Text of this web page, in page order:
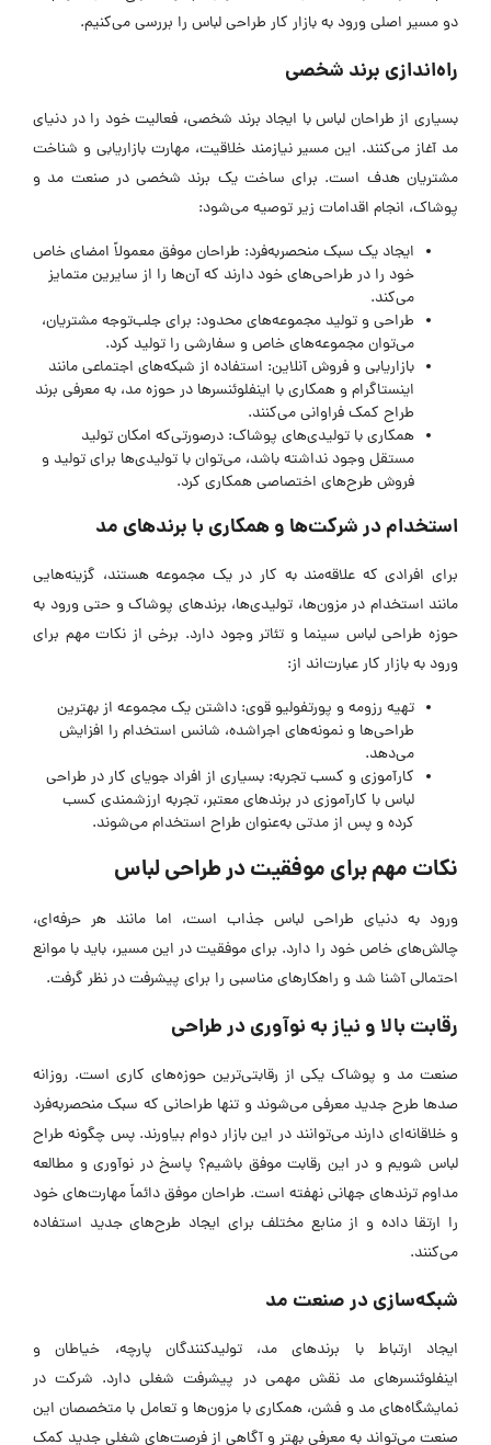
دو مسیر اصلی ورود به بازار کار طراحی لباس را بررسی می‌کنیم.
راه‌اندازی برند شخصی
بسیاری از طراحان لباس با ایجاد برند شخصی، فعالیت خود را در دنیای
مد آغاز می‌کنند. این مسیر نیازمند خلاقیت، مهارت بازاریابی و شناخت
مشتریان هدف است. برای ساخت یک برند شخصی در صنعت مد و
پوشاک، انجام اقدامات زیر توصیه می‌شود:
ایجاد یک سبک منحصربه‌فرد: طراحان موفق معمولاً امضای خاص
خود را در طراحی‌های خود دارند که آن‌ها را از سایرین متمایز
می‌کند.
طراحی و تولید مجموعه‌های محدود: برای جلب‌توجه مشتریان،
می‌توان مجموعه‌های خاص و سفارشی را تولید کرد.
بازاریابی و فروش آنلاین: استفاده از شبکه‌های اجتماعی مانند
اینستاگرام و همکاری با اینفلوئنسرها در حوزه مد، به معرفی برند
طراح کمک فراوانی می‌کنند.
همکاری با تولیدی‌های پوشاک: درصورتی‌که امکان تولید
مستقل وجود نداشته باشد، می‌توان با تولیدی‌ها برای تولید و
فروش طرح‌های اختصاصی همکاری کرد.
استخدام در شرکت‌ها و همکاری با برندهای مد
برای افرادی که علاقه‌مند به کار در یک مجموعه هستند، گزینه‌هایی
مانند استخدام در مزون‌ها، تولیدی‌ها، برندهای پوشاک و حتی ورود به
حوزه طراحی لباس سینما و تئاتر وجود دارد. برخی از نکات مهم برای
ورود به بازار کار عبارت‌اند از:
تهیه رزومه و پورتفولیو قوی: داشتن یک مجموعه از بهترین
طراحی‌ها و نمونه‌های اجراشده، شانس استخدام را افزایش
می‌دهد.
کارآموزی و کسب تجربه: بسیاری از افراد جویای کار در طراحی
لباس با کارآموزی در برندهای معتبر، تجربه ارزشمندی کسب
کرده و پس از مدتی به‌عنوان طراح استخدام می‌شوند.
نکات مهم برای موفقیت در طراحی لباس
ورود به دنیای طراحی لباس جذاب است، اما مانند هر حرفه‌ای،
چالش‌های خاص خود را دارد. برای موفقیت در این مسیر، باید با موانع
احتمالی آشنا شد و راهکارهای مناسبی را برای پیشرفت در نظر گرفت.
رقابت بالا و نیاز به نوآوری در طراحی
صنعت مد و پوشاک یکی از رقابتی‌ترین حوزه‌های کاری است. روزانه
صدها طرح جدید معرفی می‌شوند و تنها طراحانی که سبک منحصربه‌فرد
و خلاقانه‌ای دارند می‌توانند در این بازار دوام بیاورند. پس چگونه طراح
لباس شویم و در این رقابت موفق باشیم؟ پاسخ در نوآوری و مطالعه
مداوم ترندهای جهانی نهفته است. طراحان موفق دائماً مهارت‌های خود
را ارتقا داده و از منابع مختلف برای ایجاد طرح‌های جدید استفاده
می‌کنند.
شبکه‌سازی در صنعت مد
ایجاد ارتباط با برندهای مد، تولیدکنندگان پارچه، خیاطان و
اینفلوئنسرهای مد نقش مهمی در پیشرفت شغلی دارد. شرکت در
نمایشگاه‌های مد و فشن، همکاری با مزون‌ها و تعامل با متخصصان این
صنعت می‌تواند به معرفی بهتر و آگاهی از فرصت‌های شغلی جدید کمک